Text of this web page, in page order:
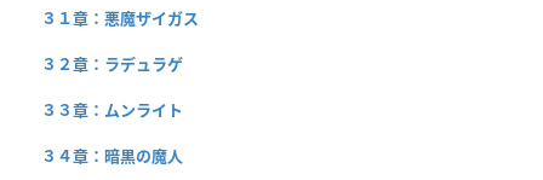
３１章：悪魔ザイガス
３２章：ラデュラゲ
３３章：ムンライト
３４章：暗黒の魔人